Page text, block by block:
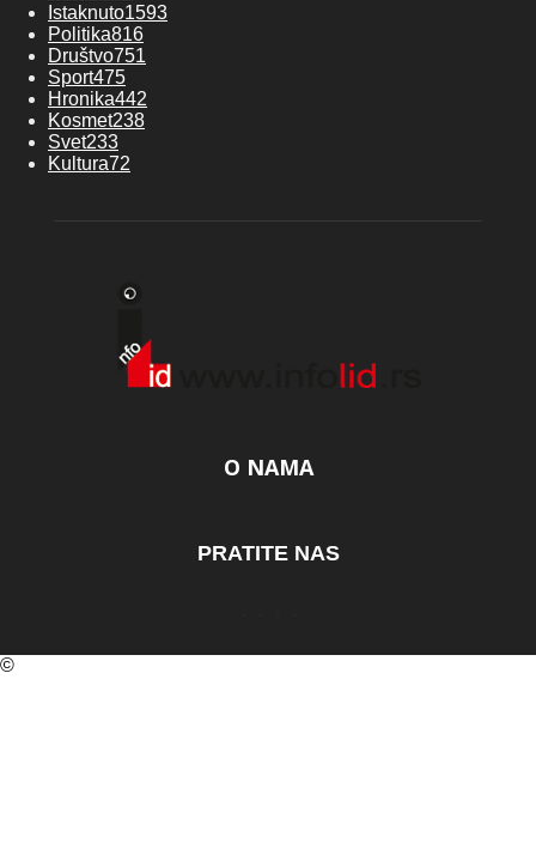
Istaknuto1593
Politika816
Društvo751
Sport475
Hronika442
Kosmet238
Svet233
Kultura72
O NAMA
PRATITE NAS
©